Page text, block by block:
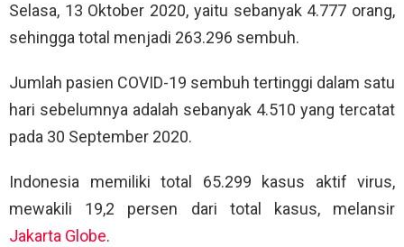
Selasa, 13 Oktober 2020, yaitu sebanyak 4.777 orang,
sehingga total menjadi 263.296 sembuh.
Jumlah pasien COVID-19 sembuh tertinggi dalam satu
hari sebelumnya adalah sebanyak 4.510 yang tercatat
pada 30 September 2020.
Indonesia memiliki total 65.299 kasus aktif virus,
mewakili 19,2 persen dari total kasus, melansir
Jakarta Globe.